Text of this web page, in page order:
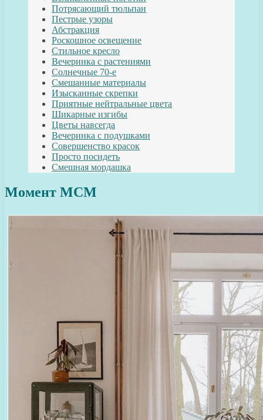
Потрясающий тюльпан
Пестрые узоры
Абстракция
Роскошное освещение
Стильное кресло
Вечеринка с растениями
Солнечные 70-е
Смешанные материалы
Изысканные скрепки
Приятные нейтральные цвета
Шикарные изгибы
Цветы навсегда
Вечеринка с подушками
Совершенство красок
Просто посидеть
Смешная мордашка
Момент MCM